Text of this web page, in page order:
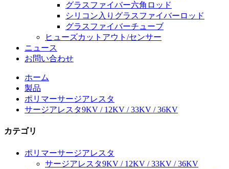
グラスファイバー六角ロッド
シリコン入りグラスファイバーロッド
グラスファイバーチューブ
ヒューズカットアウト/センサー
ニュース
お問い合わせ
ホーム
製品
ポリマーサージアレスタ
サージアレスタ9KV / 12KV / 33KV / 36KV
カテゴリ
ポリマーサージアレスタ
サージアレスタ9KV / 12KV / 33KV / 36KV